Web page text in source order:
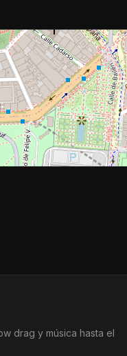
drag y música hasta el